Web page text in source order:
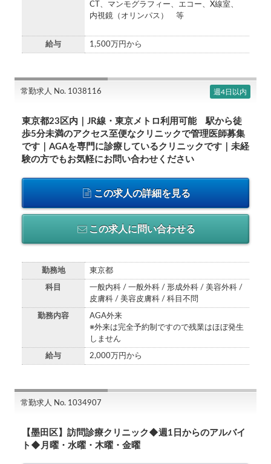
CT、マンモグラフィー、エコー、X線室、
内視鏡（オリンパス） 等
給与 1,500万円から
常勤求人 No. 1038116 週4日以内
東京都23区内｜JR線・東京メトロ利用可能 駅から徒
歩5分未満のアクセス至便なクリニックで管理医師募集
です｜AGAを専門に診療しているクリニックです｜未経
験の方でもお気軽にお問い合わせください
この求人の詳細を見る
この求人に問い合わせる
勤務地 東京都
科目
一般内科 / 一般外科 / 形成外科 / 美容外科 /
皮膚科 / 美容皮膚科 / 科目不問
勤務内容
AGA外来
※外来は完全予約制ですので残業はほぼ発生
しません
給与 2,000万円から
常勤求人 No. 1034907
【墨田区】訪問診療クリニック◆週1日からのアルバイ
ト◆月曜・水曜・木曜・金曜